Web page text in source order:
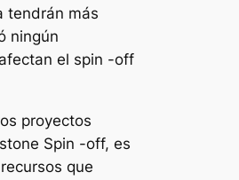
tendrán más
ningún
el spin -off
proyectos
Spin -off, es
que